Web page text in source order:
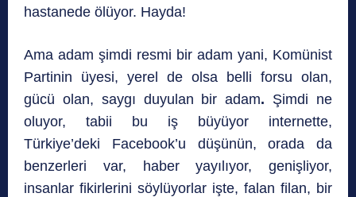
hastanede ölüyor. Hayda!
Ama adam şimdi resmi bir adam yani, Komünist
Partinin üyesi, yerel de olsa belli forsu olan,
gücü olan, saygı duyulan bir adam. Şimdi ne
oluyor, tabii bu iş büyüyor internette,
Türkiye’deki Facebook’u düşünün, orada da
benzerleri var, haber yayılıyor, genişliyor,
insanlar fikirlerini söylüyorlar işte, falan filan, bir